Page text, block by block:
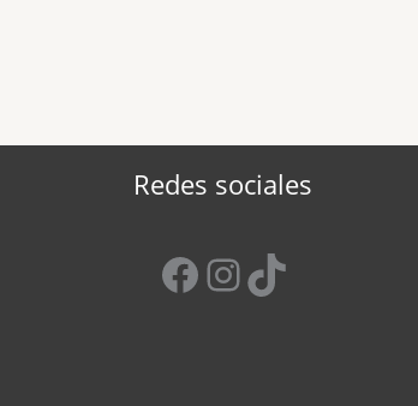
Redes sociales
Facebook
Instagram
TikTok